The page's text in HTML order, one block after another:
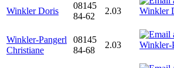
Winkler Doris
08145
84-62
2.03
Winkler-Pangerl
Christiane
08145
84-68
2.03